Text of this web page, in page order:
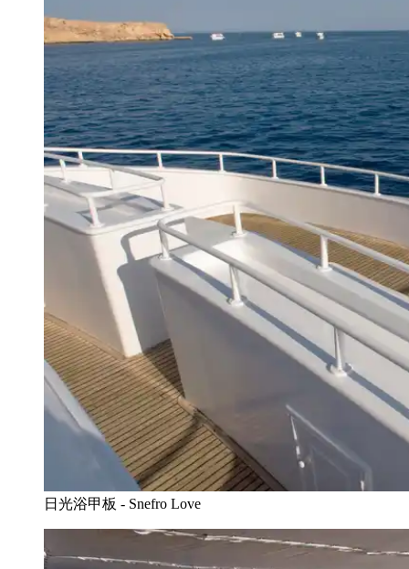
日光浴甲板 - Snefro Love